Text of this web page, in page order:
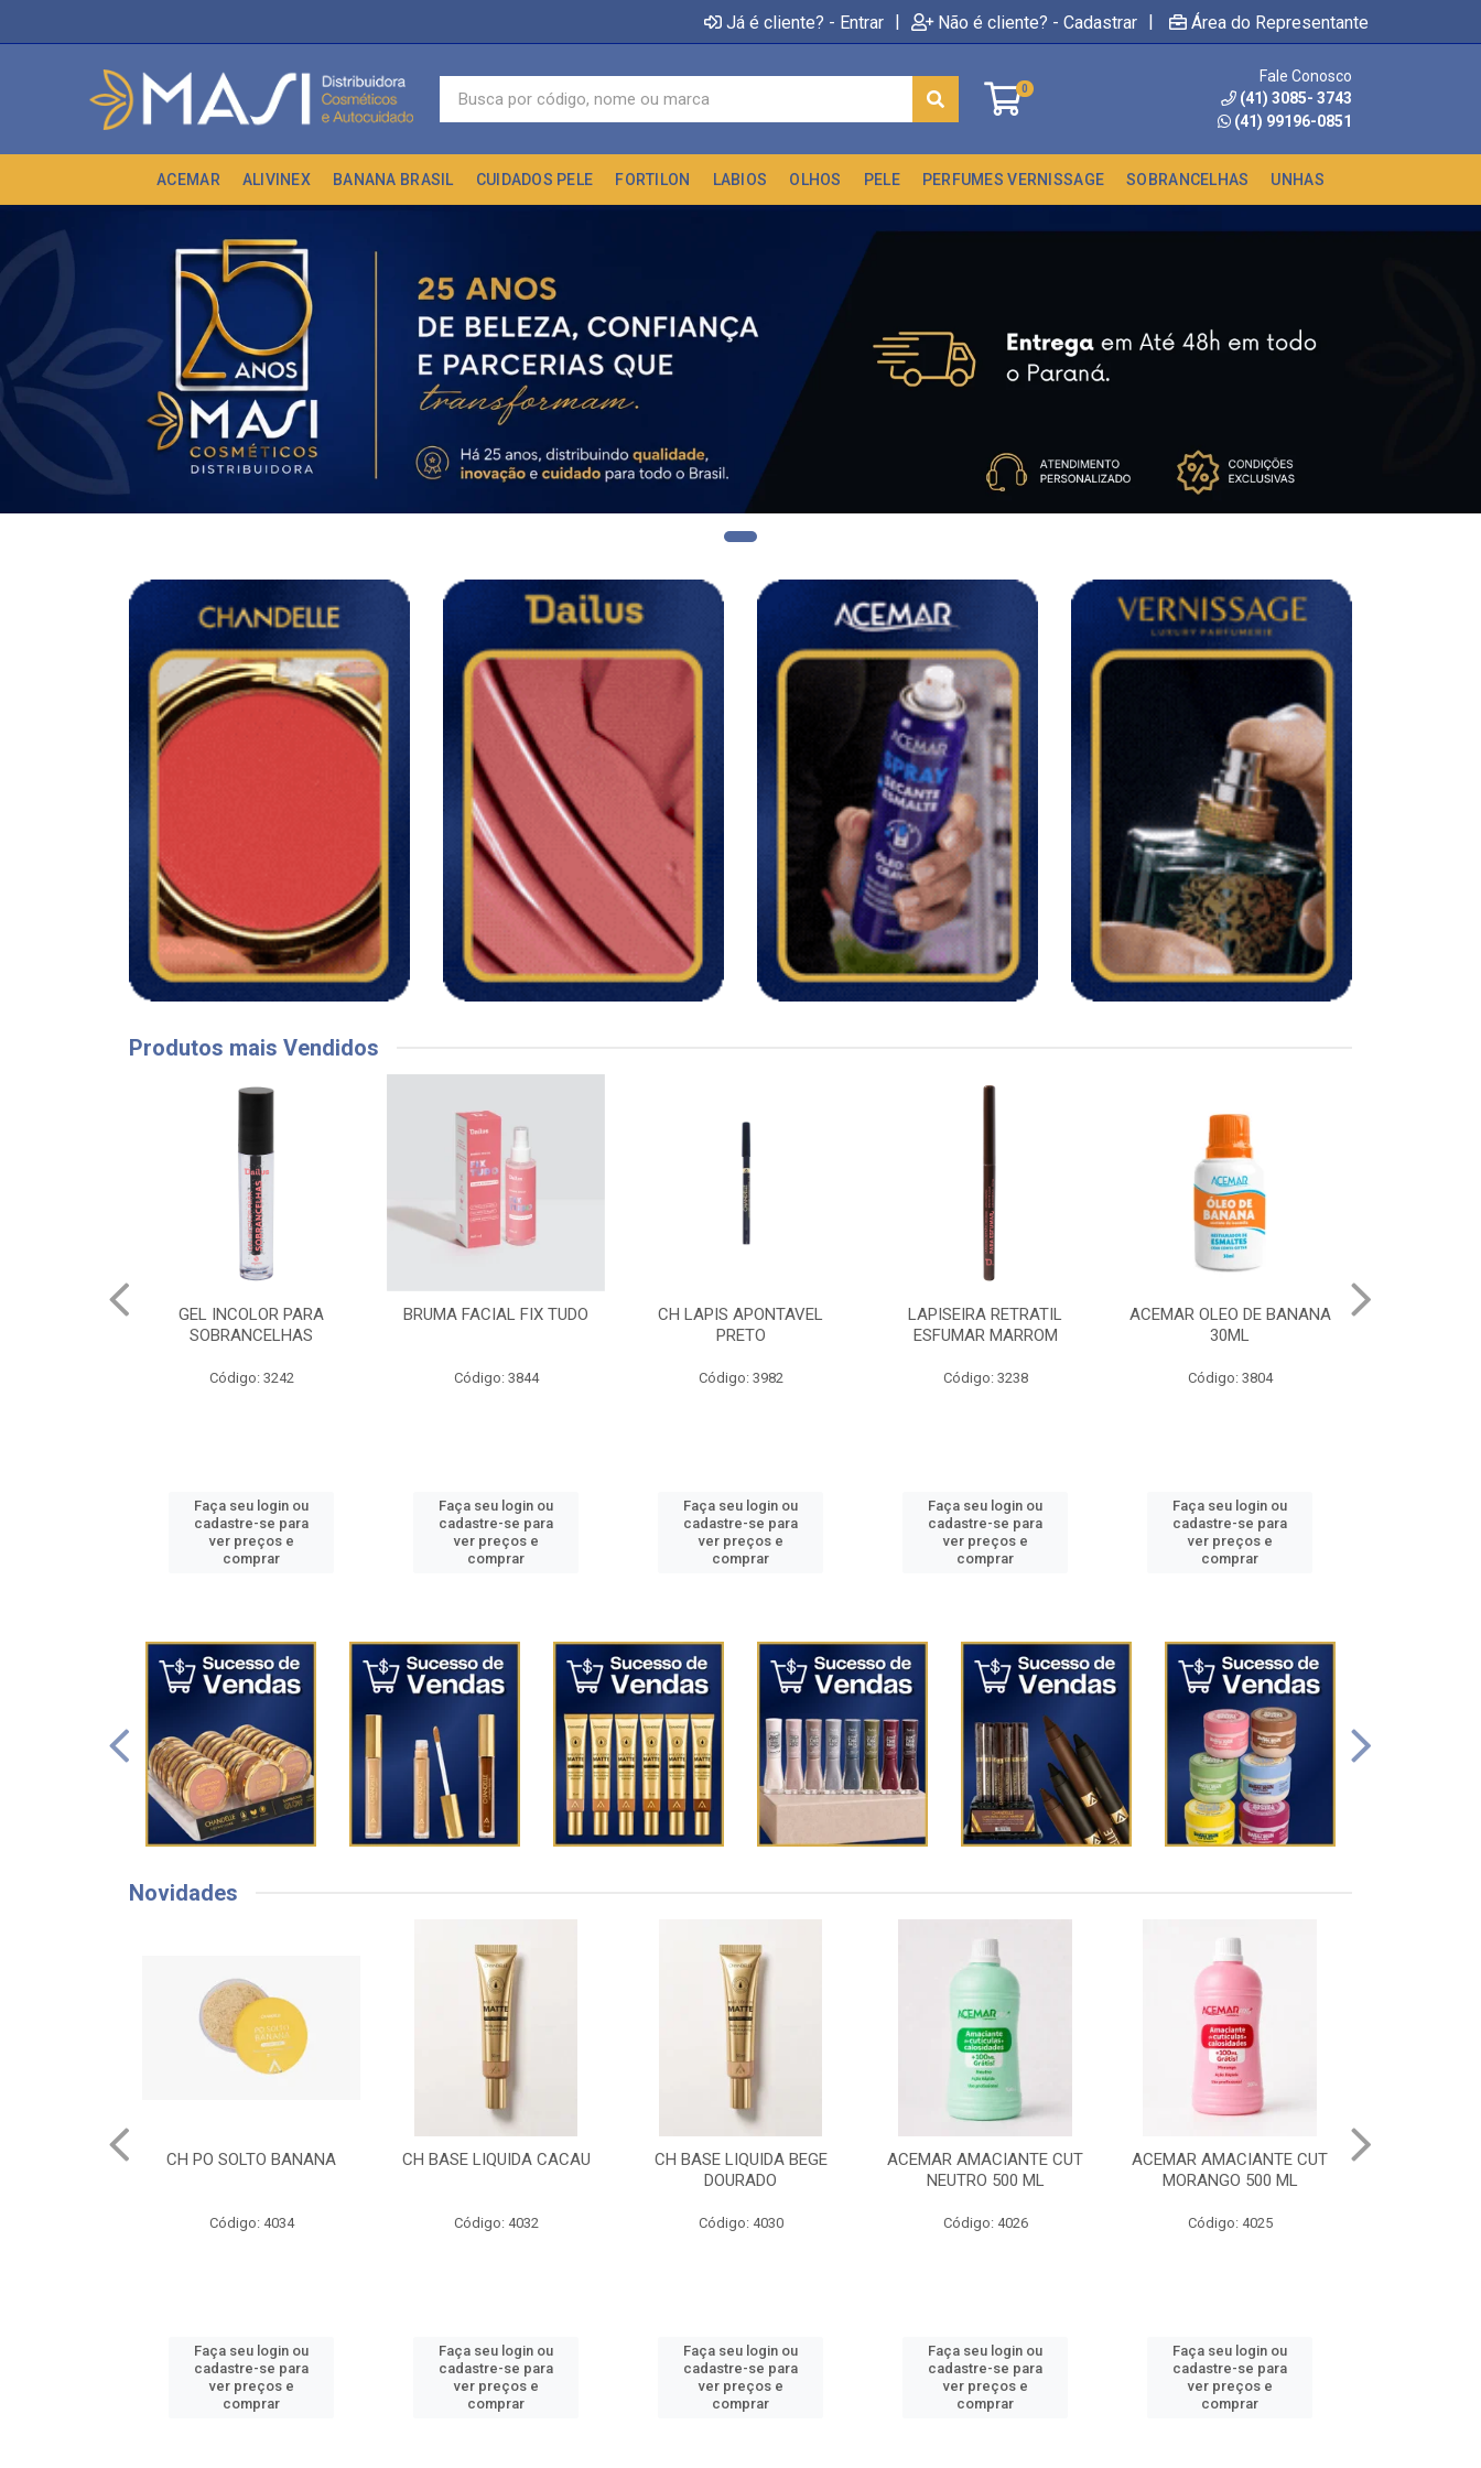
Já é cliente? - Entrar | Não é cliente? - Cadastrar | Área do Representante
0
Fale Conosco
(41) 3085- 3743
(41) 99196-0851
ACEMAR ALIVINEX BANANA BRASIL CUIDADOS PELE FORTILON LABIOS OLHOS PELE PERFUMES VERNISSAGE SOBRANCELHAS UNHAS
Produtos mais Vendidos
BRUMA FACIAL FIX TUDO
Código: 3844
Faça seu login ou
cadastre-se para
ver preços e
comprar
CH LAPIS APONTAVEL
Código: 3982
Faça seu login ou
cadastre-se para
ver preços e
comprar
LAPISEIRA RETRATIL
ESFUMAR MARROM
Código: 3238
Faça seu login ou
cadastre-se para
ver preços e
comprar
ACEMAR OLEO DE BANANA
30ML
Código: 3804
Faça seu login ou
cadastre-se para
ver preços e
comprar
CH LAPIS APONTAVEL
MARROM
Código: 3980
Faça seu login ou
cadastre-se para
ver preços e
comprar
Novidades
CH BASE LIQUIDA CACAU
Código: 4032
Faça seu login ou
cadastre-se para
ver preços e
comprar
CH BASE LIQUIDA BEGE
Código: 4030
Faça seu login ou
cadastre-se para
ver preços e
comprar
ACEMAR AMACIANTE CUT
NEUTRO 500 ML
Código: 4026
Faça seu login ou
cadastre-se para
ver preços e
comprar
ACEMAR AMACIANTE CUT
MORANGO 500 ML
Código: 4025
Faça seu login ou
cadastre-se para
ver preços e
comprar
ESM ULTIMA CHAMADA
EXCESSO DE BAGAGEM
Código: 4008
Faça seu login ou
cadastre-se para
ver preços e
comprar